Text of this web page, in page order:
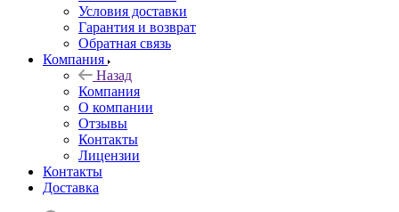
Условия доставки
Гарантия и возврат
Обратная связь
Компания
Назад
Компания
О компании
Отзывы
Контакты
Лицензии
Контакты
Доставка